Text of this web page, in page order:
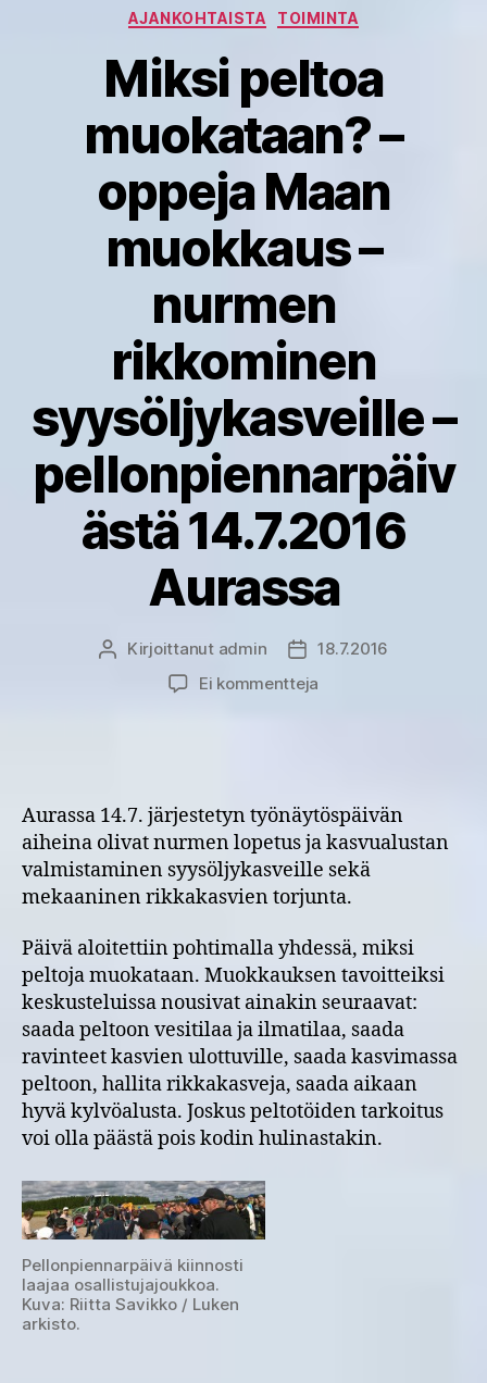
Kategoriat
AJANKOHTAISTA TOIMINTA
Miksi peltoa
muokataan? –
oppeja Maan
muokkaus –
nurmen
rikkominen
syysöljykasveille –
pellonpiennarpäiv
ästä 14.7.2016
Aurassa
Kirjoittaja
Kirjoittanut admin Julkaisupäivämäärä
18.7.2016
Ei kommentteja
oppeja
Maan
muokkaus
–
nurmen
syysöljykasveille
–
pellonpiennarpäivästä
14.7.2016
Aurassa
Aurassa 14.7. järjestetyn työnäytöspäivän
aiheina olivat nurmen lopetus ja kasvualustan
valmistaminen syysöljykasveille sekä
mekaaninen rikkakasvien torjunta.
Päivä aloitettiin pohtimalla yhdessä, miksi
peltoja muokataan. Muokkauksen tavoitteiksi
keskusteluissa nousivat ainakin seuraavat:
saada peltoon vesitilaa ja ilmatilaa, saada
ravinteet kasvien ulottuville, saada kasvimassa
peltoon, hallita rikkakasveja, saada aikaan
hyvä kylvöalusta. Joskus peltotöiden tarkoitus
voi olla päästä pois kodin hulinastakin.
Pellonpiennarpäivä kiinnosti
laajaa osallistujajoukkoa.
Kuva: Riitta Savikko / Luken
arkisto.